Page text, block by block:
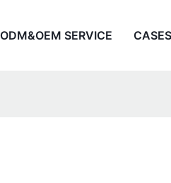
ODM&OEM SERVICE CASES